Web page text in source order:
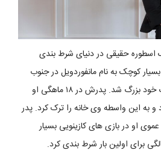
اسطوره حقیقی در دنیای شرط بندی
کوچک به نام مانفوردویل در جنوب
شرق آمریکا توسط مادر بزرگ خود بزرگ شد. پدرش در ۱۸ ماهگی او
به این واسطه وی خانه را ترک کرد. پدر
او در بازی های کازینویی بسیار